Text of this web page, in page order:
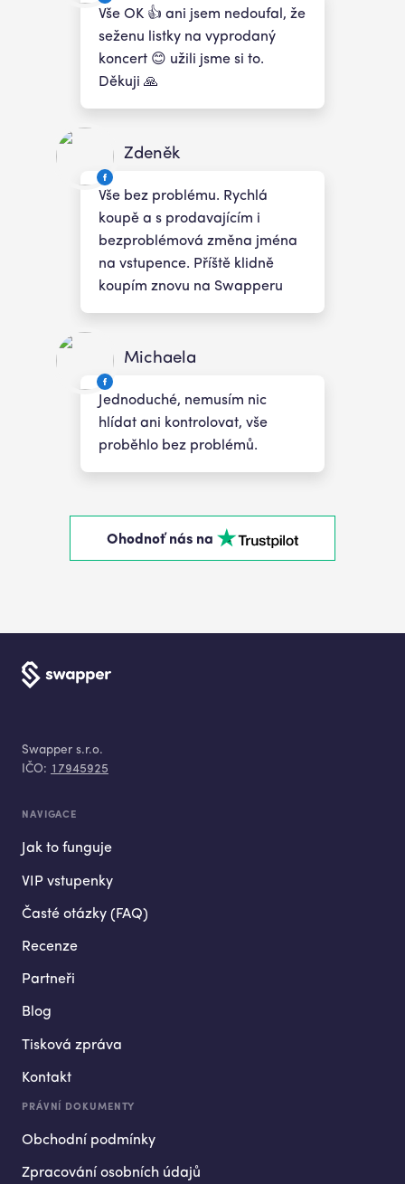
Vše OK 👍 ani jsem nedoufal, že
seženu listky na vyprodaný
koncert 😊 užili jsme si to.
Děkuji 🙏
Zdeněk
Vše bez problému. Rychlá
koupě a s prodavajícím i
bezproblémová změna jména
na vstupence. Příště klidně
koupím znovu na Swapperu
Michaela
Jednoduché, nemusím nic
hlídat ani kontrolovat, vše
proběhlo bez problémů.
Ohodnoť nás na
Swapper s.r.o.
IČO: 17945925
NAVIGACE
Jak to funguje
VIP vstupenky
Časté otázky (FAQ)
Recenze
Partneři
Blog
Tisková zpráva
Kontakt
PRÁVNÍ DOKUMENTY
Obchodní podmínky
Zpracování osobních údajů